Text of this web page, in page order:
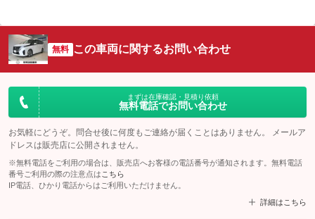
無料 この車両に関するお問い合わせ
まずは在庫確認・見積り依頼
無料電話でお問い合わせ
お気軽にどうぞ。問合せ後に何度もご連絡が届くことはありません。 メールア
ドレスは販売店に公開されません。
※無料電話をご利用の場合は、販売店へお客様の電話番号が通知されます。無料電話
番号ご利用の際の注意点は こちら
IP電話、ひかり電話からはご利用いただけません。
詳細はこちら